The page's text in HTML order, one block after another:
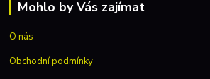
Mohlo by Vás zajímat
O nás
Obchodní podmínky